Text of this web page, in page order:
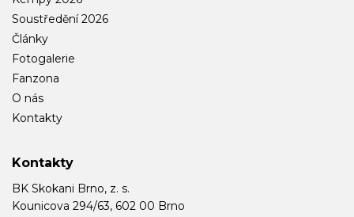
Soustředění 2026
Články
Fotogalerie
Fanzona
O nás
Kontakty
Kontakty
BK Skokani Brno, z. s.
Kounicova 294/63, 602 00 Brno